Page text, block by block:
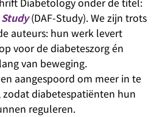
(DAF-Study). We zijn trots
auteurs: hun werk levert
voor de diabeteszorg én
van beweging.
aangespoord om meer in te
diabetespatiënten hun
reguleren.